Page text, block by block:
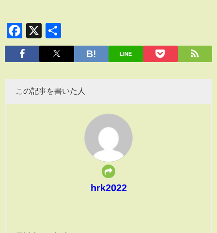
Facebook
X
有
LINE
この記事を書いた人
hrk2022